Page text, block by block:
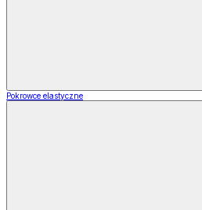
Pokrowce elastyczne